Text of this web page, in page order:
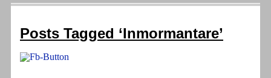
Posts Tagged ‘Inmormantare’